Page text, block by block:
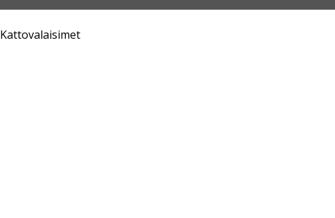
Kattovalaisimet